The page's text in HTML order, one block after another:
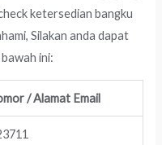
ketersedian bangku
Silakan anda dapat
ini:
/ Alamat Email